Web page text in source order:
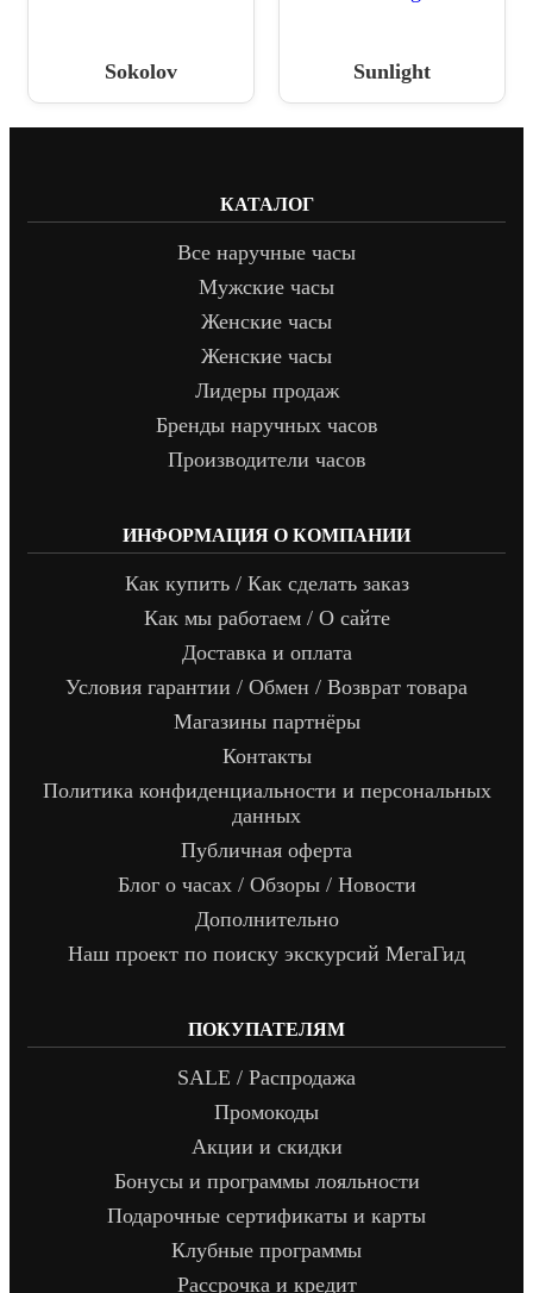
Sokolov Sunlight
КАТАЛОГ
Все наручные часы
Мужские часы
Женские часы
Женские часы
Лидеры продаж
Бренды наручных часов
Производители часов
ИНФОРМАЦИЯ О КОМПАНИИ
Как купить / Как сделать заказ
Как мы работаем / О сайте
Доставка и оплата
Условия гарантии / Обмен / Возврат товара
Магазины партнёры
Контакты
Политика конфиденциальности и персональных
данных
Публичная оферта
Блог о часах / Обзоры / Новости
Дополнительно
Наш проект по поиску экскурсий МегаГид
ПОКУПАТЕЛЯМ
SALE / Распродажа
Промокоды
Акции и скидки
Бонусы и программы лояльности
Подарочные сертификаты и карты
Клубные программы
Рассрочка и кредит